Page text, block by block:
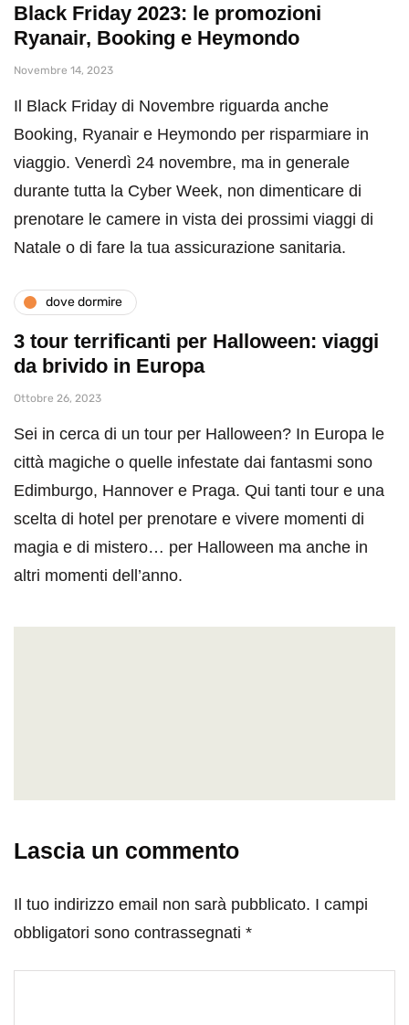
Black Friday 2023: le promozioni
Ryanair, Booking e Heymondo
Novembre 14, 2023
Il Black Friday di Novembre riguarda anche
Booking, Ryanair e Heymondo per risparmiare in
viaggio. Venerdì 24 novembre, ma in generale
durante tutta la Cyber Week, non dimenticare di
prenotare le camere in vista dei prossimi viaggi di
Natale o di fare la tua assicurazione sanitaria.
dove dormire
3 tour terrificanti per Halloween: viaggi
da brivido in Europa
Ottobre 26, 2023
Sei in cerca di un tour per Halloween? In Europa le
città magiche o quelle infestate dai fantasmi sono
Edimburgo, Hannover e Praga. Qui tanti tour e una
scelta di hotel per prenotare e vivere momenti di
magia e di mistero… per Halloween ma anche in
altri momenti dell’anno.
Lascia un commento
Il tuo indirizzo email non sarà pubblicato. I campi
obbligatori sono contrassegnati *